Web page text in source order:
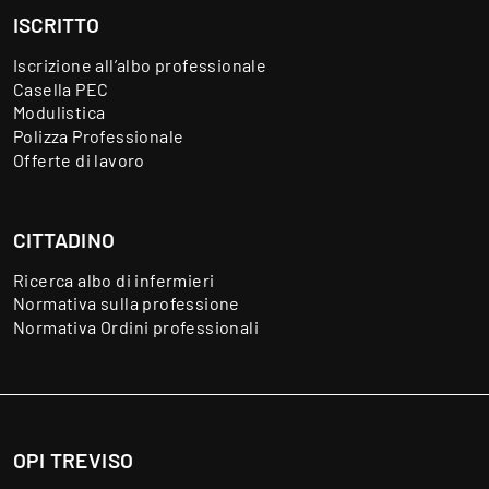
ISCRITTO
Iscrizione all’albo professionale
Casella PEC
Modulistica
Polizza Professionale
Offerte di lavoro
CITTADINO
Ricerca albo di infermieri
Normativa sulla professione
Normativa Ordini professionali
OPI TREVISO